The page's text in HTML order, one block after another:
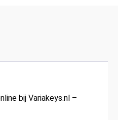
bij Variakeys.nl –